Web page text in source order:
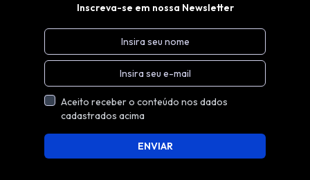
Inscreva-se em nossa Newsletter
Aceito receber o conteúdo nos dados
cadastrados acima
ENVIAR